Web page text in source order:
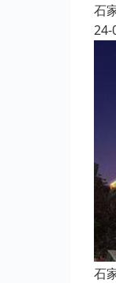
石
24-
石